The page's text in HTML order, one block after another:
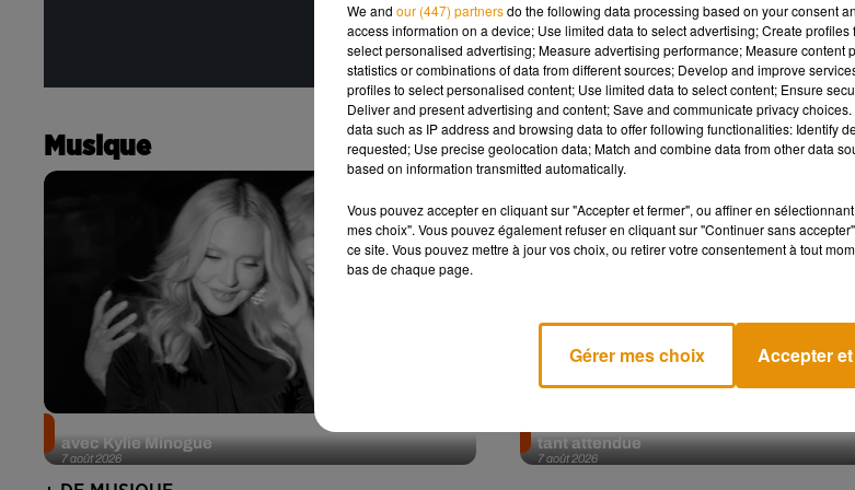
Afficher l'élément
Musique
7 août 2026
Madonna sort enfin le remix de « Love Sensation »
avec Kylie Minogue
7 août 2026
tant attendue
We and our (447) partnersdo the following data processing based on your consent
access information on a device; Use limited data to select advertising; Create
select personalised advertising; Measure advertising performance; Measure content
statistics or combinations of data from different sources; Develop and improve
profiles to select personalised content; Use limited data to select content; Ensure
Deliver and present advertising and content; Save and communicate privacy
data such as IP address and browsing data to offer following functionalities: Identify
requested; Use precise geolocation data; Match and combine data from other data
based on information transmitted automatically.
Vous pouvez accepter en cliquant sur "Accepter et fermer", ou affiner en
mes choix". Vous pouvez également refuser en cliquant sur "Continuer sans
ce site. Vous pouvez mettre à jour vos choix, ou retirer votre consentement à tout
bas de chaque page.
Gérer mes choix Accepter